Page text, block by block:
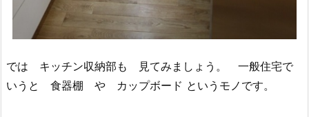
では キッチン収納部も 見てみましょう。 一般住宅で
いうと 食器棚 や カップボード というモノです。